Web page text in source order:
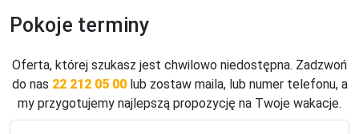
Do dyspozycji gości:
budynków. Recepcja, lobby, kącik telewizyjny, bar,
restauracja główna. Dla gości dostępny jest basen z
leżakami i parasolami. Odpłatnie: sejf w recepcji (ok. 15
EUR/tydzień) orazwypożyczalnia samochodów. Dla dzieci:
Pokoje terminy
Oferta, której szukasz jest chwilowo niedostępna. Zadzwoń
do nas 22 212 05 00lub zostaw maila, lub numer telefonu, a
my przygotujemy najlepszą propozycję na Twoje wakacje.